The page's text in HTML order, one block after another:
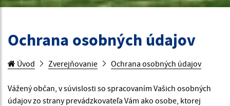
Ochrana osobných údajov
Úvod Zverejňovanie Ochrana osobných údajov
Vážený občan, v súvislosti so spracovaním Vašich osobných
údajov zo strany prevádzkovateľa Vám ako osobe, ktorej